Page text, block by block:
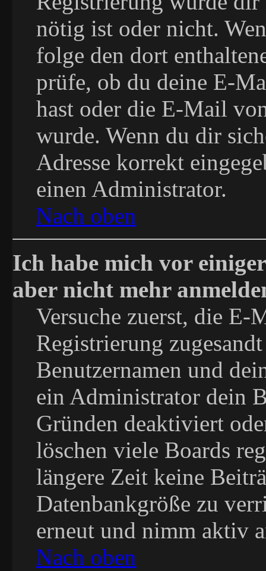
nötig ist oder nicht.
folge den dort
prüfe, ob du deine E-
hast oder die E-Mail
wurde. Wenn du dir
Adresse korrekt
einen Administrator.
Nach oben
Ich habe mich vor
aber nicht mehr
Versuche zuerst, die
Registrierung
Benutzernamen und
ein Administrator dein
Gründen deaktiviert
löschen viele Boards
längere Zeit keine
Datenbankgröße zu
erneut und nimm aktiv
Nach oben